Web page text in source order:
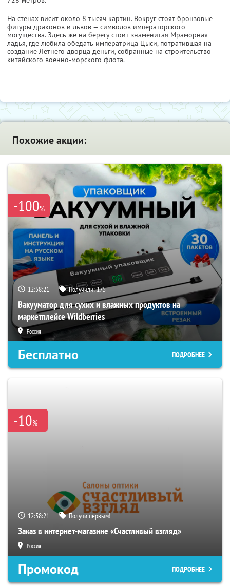
На стенах висит около 8 тысяч картин. Вокруг стоят бронзовые
фигуры драконов и львов — символов императорского
могущества. Здесь же на берегу стоит знаменитая Мраморная
ладья, где любила обедать императрица Цыси, потратившая на
создание Летнего дворца деньги, собранные на строительство
китайского военно-морского флота.
Похожие акции:
-100%
12:58:20 Получили:175
Вакууматор для сухих и влажных продуктов на
маркетплейсе Wildberries
Россия
Бесплатно ПОДРОБНЕЕ
-10%
12:58:20 Получи первым!
Заказ в интернет-магазине «Счастливый взгляд»
Россия
Промокод ПОДРОБНЕЕ